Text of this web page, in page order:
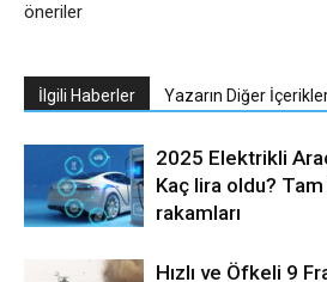
öneriler
İlgili Haberler Yazarın Diğer
2025 Elektrikli
Kaç lira oldu?
rakamları
Hızlı ve Öfkeli 9